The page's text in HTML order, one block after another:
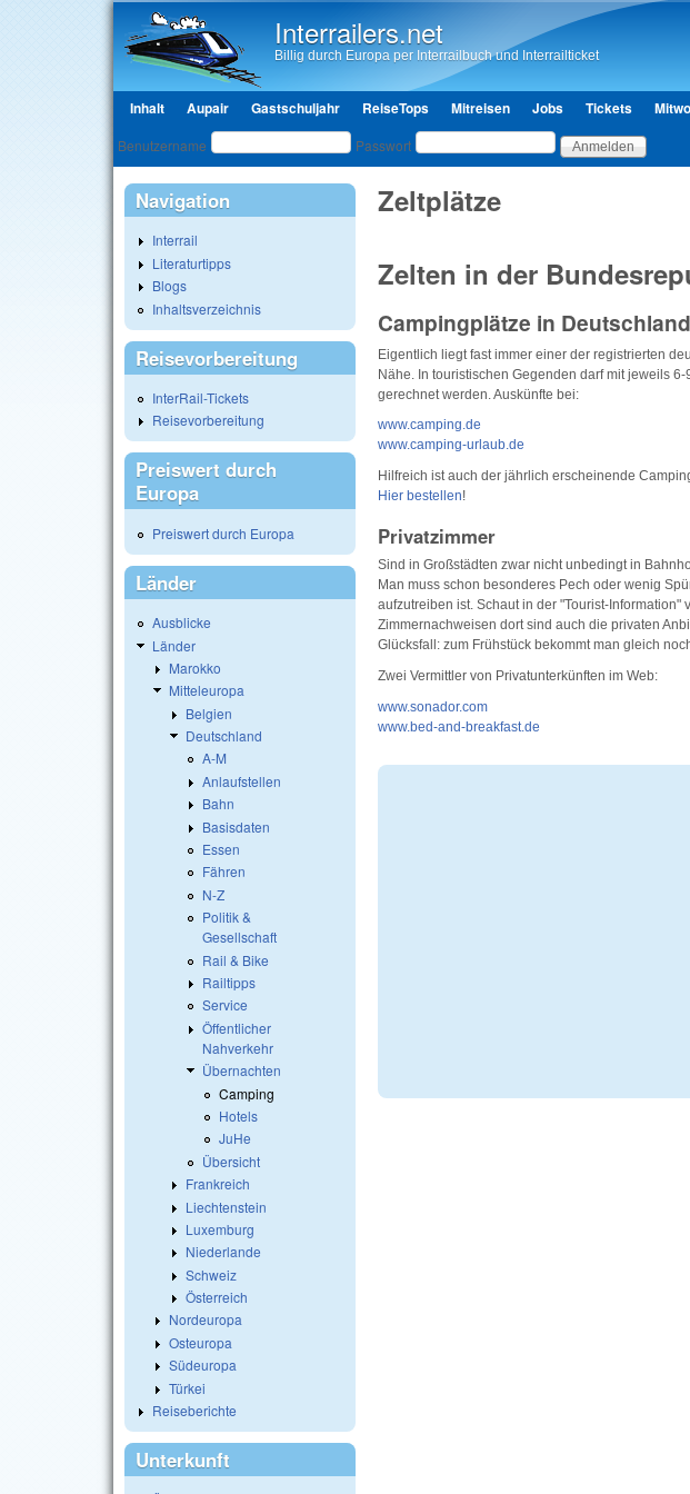
Interrailers.net
Billig durch Europa per Interrailbuch und Interrailticket
Hauptmenü
Inhalt Aupair Gastschuljahr ReiseTops Mitreisen Jobs Tickets
Benutzeranmeldung
Benutzername Passwort
Zeltplätze
Zelten in der
Campingplätze in Deutschland
Eigentlich liegt fast immer einer der registrierten
Nähe. In touristischen Gegenden darf mit jeweils
gerechnet werden. Auskünfte bei:
www.camping.de
www.camping-urlaub.de
Hilfreich ist auch der jährlich erscheinende
Hier bestellen!
Privatzimmer
Sind in Großstädten zwar nicht unbedingt in
Man muss schon besonderes Pech oder wenig
aufzutreiben ist. Schaut in der "Tourist-
Zimmernachweisen dort sind auch die privaten
Glücksfall: zum Frühstück bekommt man gleich
Zwei Vermittler von Privatunterkünften im Web:
www.sonador.com
www.bed-and-breakfast.de
Navigation
Interrail
Literaturtipps
Blogs
Inhaltsverzeichnis
Reisevorbereitung
InterRail-Tickets
Reisevorbereitung
Preiswert durch
Europa
Preiswert durch Europa
Länder
Ausblicke
Länder
Marokko
Mitteleuropa
Belgien
Deutschland
A-M
Anlaufstellen
Bahn
Basisdaten
Essen
Fähren
N-Z
Politik &
Gesellschaft
Rail & Bike
Railtipps
Service
Öffentlicher
Nahverkehr
Übernachten
Camping
Hotels
JuHe
Übersicht
Frankreich
Liechtenstein
Luxemburg
Niederlande
Schweiz
Österreich
Nordeuropa
Osteuropa
Südeuropa
Türkei
Reiseberichte
Unterkunft